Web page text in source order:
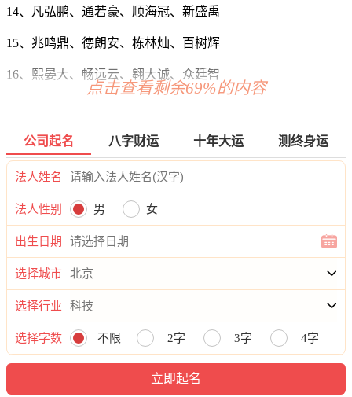
14、凡弘鹏、通若豪、顺海冠、新盛禹
15、兆鸣鼎、德朗安、栋林灿、百树辉
16、熙晏大、畅远云、翱大诚、众廷智
18、岳华亦、圣铭洋、润琥山、旭信禾
19、冬鸣捷、胜君禧、益贯威、渝茂尧
20、驹东霜、月杰译、榕新柏、传皇松
23、达智辛、阳伦益、凯凯飚、伦富佐
24、晟岑定、星穆烽、源翔伦、新启敬
25、洋崴西、世百策、诚申峯、鑫淏荣
26、锌佳梓、鑫震雨、亿西瑞、华澔领
点击查看剩余69%的内容
公司起名 八字财运 十年大运 测终身运
法人姓名
法人性别 男 女
出生日期
选择城市
选择行业
选择字数 不限 2字 3字 4字